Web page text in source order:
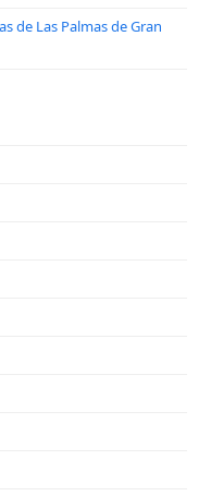
de Las Palmas de Gran